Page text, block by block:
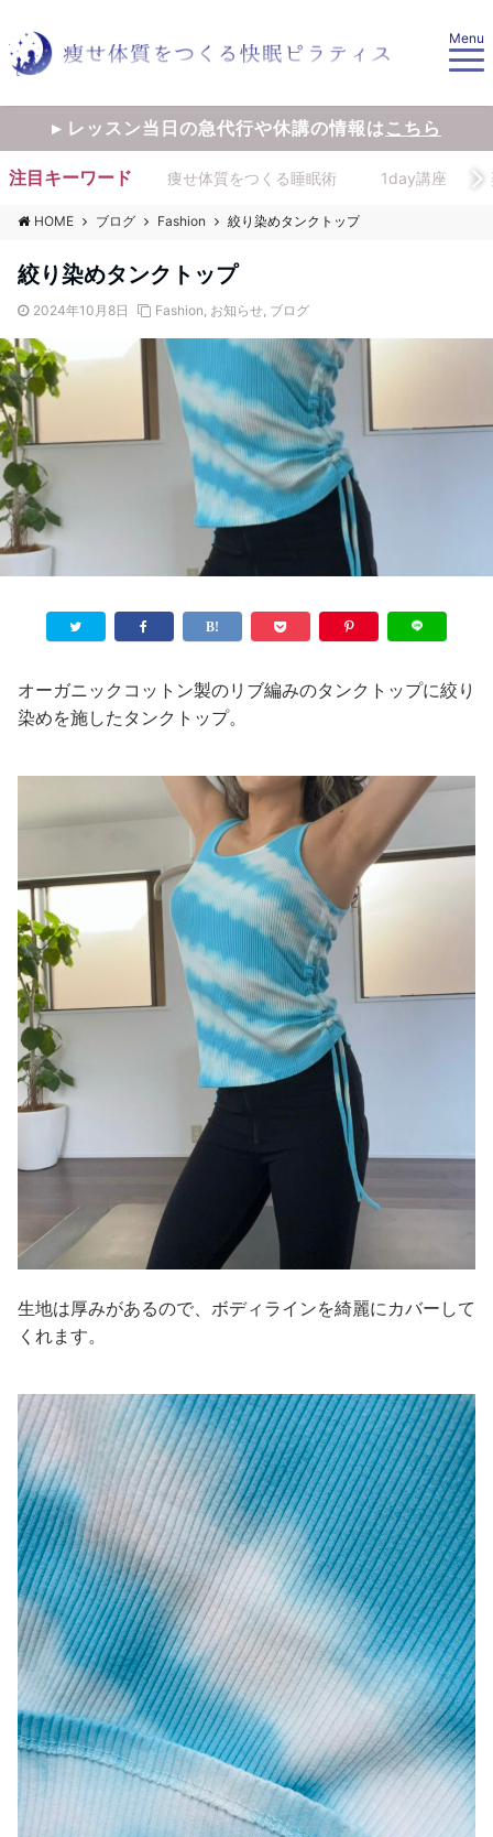
Menu
▸ レッスン当日の急代行や休講の情報はこちら
注目キーワード 痩せ体質をつくる睡眠術 1day講座
HOME ブログ Fashion 絞り染めタンクトップ
絞り染めタンクトップ
2024年10月8日 Fashion, お知らせ, ブログ
オーガニックコットン製のリブ編みのタンクトップに絞り
染めを施したタンクトップ。
生地は厚みがあるので、ボディラインを綺麗にカバーして
くれます。